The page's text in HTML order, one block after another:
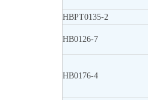
HBPT0135-2
HB0126-7
HB0176-4